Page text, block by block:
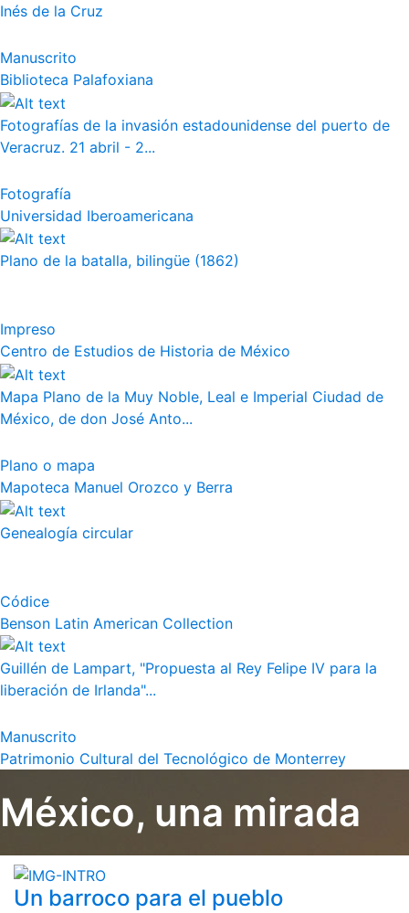
Inés de la Cruz
Manuscrito
Biblioteca Palafoxiana
Fotografías de la invasión estadounidense del puerto de
Veracruz. 21 abril - 2...
Fotografía
Universidad Iberoamericana
Plano de la batalla, bilingüe (1862)
Impreso
Centro de Estudios de Historia de México
Mapa Plano de la Muy Noble, Leal e Imperial Ciudad de
México, de don José Anto...
Plano o mapa
Mapoteca Manuel Orozco y Berra
Genealogía circular
Códice
Benson Latin American Collection
Guillén de Lampart, "Propuesta al Rey Felipe IV para la
liberación de Irlanda"...
Manuscrito
Patrimonio Cultural del Tecnológico de Monterrey
México, una mirada
Un barroco para el pueblo